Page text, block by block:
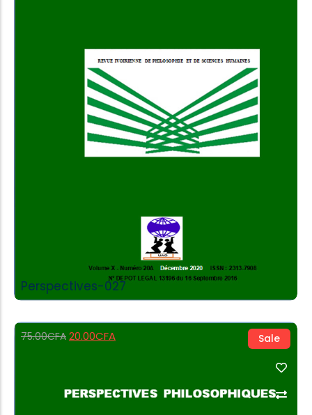
Perspectives-027
Add to Cart
Sale
75.00CFA 20.00CFA